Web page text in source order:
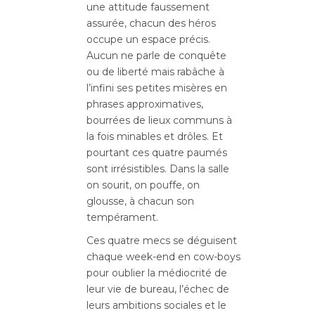
une attitude faussement
assurée, chacun des héros
occupe un espace précis.
Aucun ne parle de conquête
ou de liberté mais rabâche à
l’infini ses petites misères en
phrases approximatives,
bourrées de lieux communs à
la fois minables et drôles. Et
pourtant ces quatre paumés
sont irrésistibles. Dans la salle
on sourit, on pouffe, on
glousse, à chacun son
tempérament.
Ces quatre mecs se déguisent
chaque week-end en cow-boys
pour oublier la médiocrité de
leur vie de bureau, l’échec de
leurs ambitions sociales et le